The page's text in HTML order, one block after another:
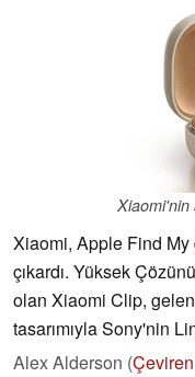
Xiaomi'nin
Xiaomi, Apple Find
çıkardı. Yüksek
olan Xiaomi Clip,
tasarımıyla Sony'nin
Alex Alderson (Çeviren